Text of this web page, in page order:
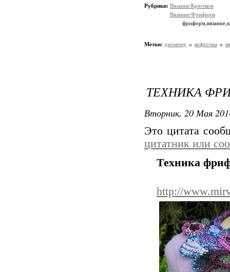
Рубрики: Вязание/Крючком
Вязание/Фриформ
Метки: джемпер кофточка
ТЕХНИКА
Вторник, 20 Мая
Это цитата
цитатник или
Техника
http://